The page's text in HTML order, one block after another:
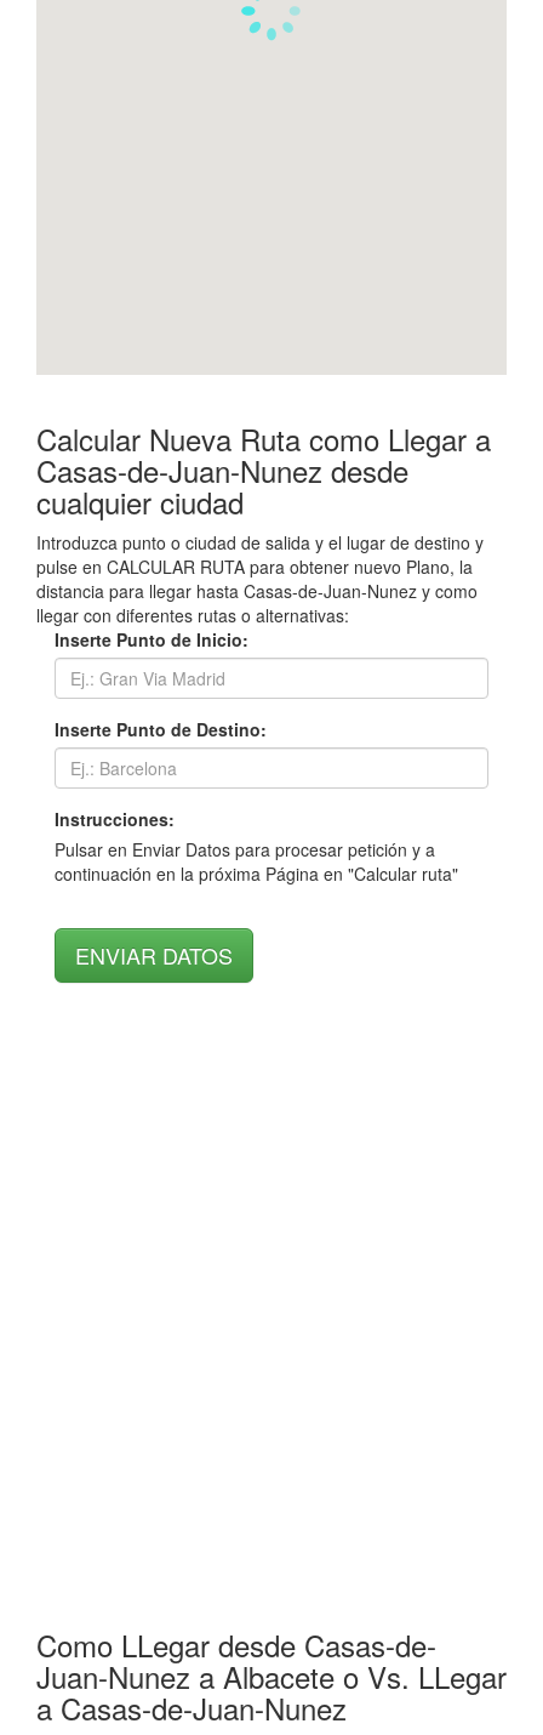
Calcular Nueva Ruta como Llegar a
Casas-de-Juan-Nunez desde
cualquier ciudad
Introduzca punto o ciudad de salida y el lugar de destino y
pulse en CALCULAR RUTA para obtener nuevo Plano, la
distancia para llegar hasta Casas-de-Juan-Nunez y como
llegar con diferentes rutas o alternativas:
Inserte Punto de Inicio:
Inserte Punto de Destino:
Instrucciones:
Pulsar en Enviar Datos para procesar petición y a
continuación en la próxima Página en "Calcular ruta"
Como LLegar desde Casas-de-
Juan-Nunez a Albacete o Vs. LLegar
a Casas-de-Juan-Nunez